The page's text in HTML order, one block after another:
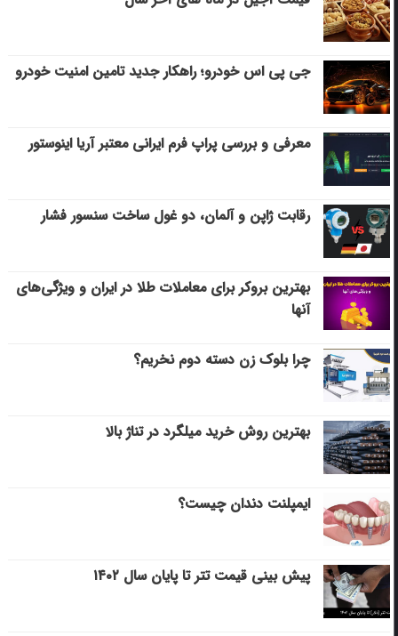
جی پی اس خودرو؛ راهکار جدید تامین امنیت خودرو
معرفی و بررسی پراپ فرم ایرانی معتبر آریا اینوستور
رقابت ژاپن و آلمان، دو غول ساخت سنسور فشار
بهترین بروکر برای معاملات طلا در ایران و ویژگی‌های
آنها
چرا بلوک زن دسته دوم نخریم؟
بهترین روش خرید میلگرد در تناژ بالا
ایمپلنت دندان چیست؟
پیش بینی قیمت تتر تا پایان سال ۱۴۰۲